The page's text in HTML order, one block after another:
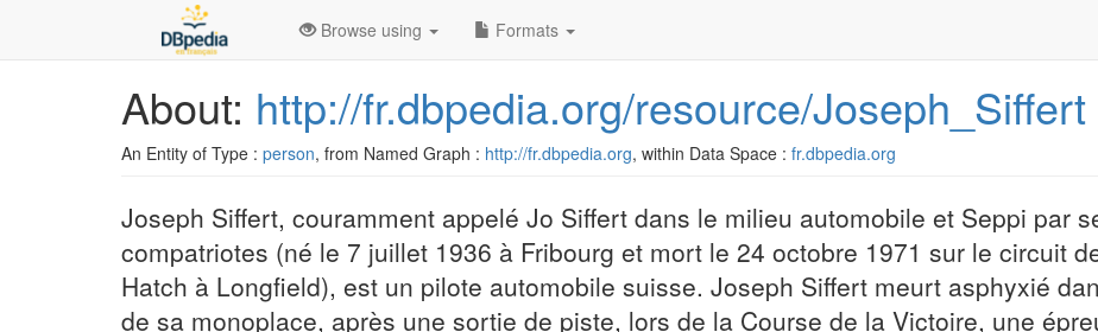
Browse using Formats
About: http://fr.dbpedia.org/resource/Joseph_Siffert
An Entity of Type : person, from Named Graph : http://fr.dbpedia.org, within Data Space : fr.dbpedia.org
Joseph Siffert, couramment appelé Jo Siffert dans le milieu automobile et Seppi par
compatriotes (né le 7 juillet 1936 à Fribourg et mort le 24 octobre 1971 sur le circuit
Hatch à Longfield), est un pilote automobile suisse. Joseph Siffert meurt asphyxié
de sa monoplace, après une sortie de piste, lors de la Course de la Victoire, une